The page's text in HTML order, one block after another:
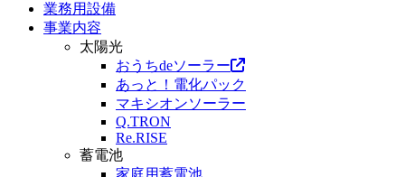
業務用設備
事業内容
太陽光
おうちdeソーラー
あっと！電化パック
マキシオンソーラー
Q.TRON
Re.RISE
蓄電池
家庭用蓄電池